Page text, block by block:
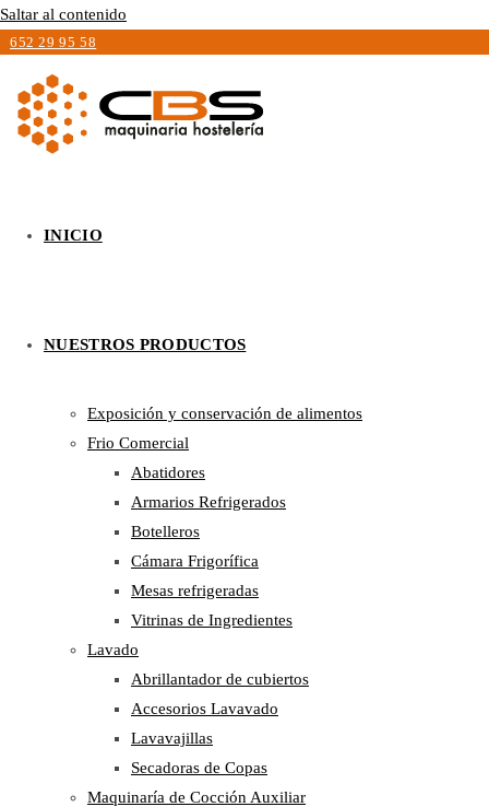
Saltar al contenido
652 29 95 58
INICIO
NUESTROS PRODUCTOS
Exposición y conservación de alimentos
Frio Comercial
Abatidores
Armarios Refrigerados
Botelleros
Cámara Frigorífica
Mesas refrigeradas
Vitrinas de Ingredientes
Lavado
Abrillantador de cubiertos
Accesorios Lavavado
Lavavajillas
Secadoras de Copas
Maquinaría de Cocción Auxiliar